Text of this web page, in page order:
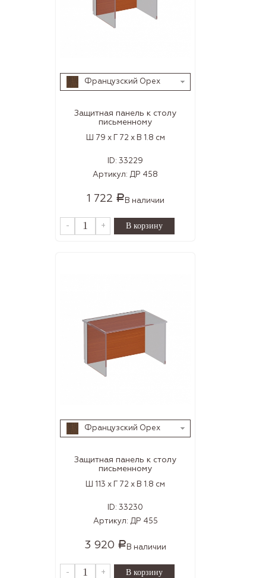
Французский Орех
Защитная панель к столу
письменному
Ш 79 x Г 72 x В 1.8 см
ID: 33229
Артикул: ДР 458
1 722 Р В наличии
- +
Французский Орех
Защитная панель к столу
письменному
Ш 113 x Г 72 x В 1.8 см
ID: 33230
Артикул: ДР 455
3 920 Р В наличии
- +